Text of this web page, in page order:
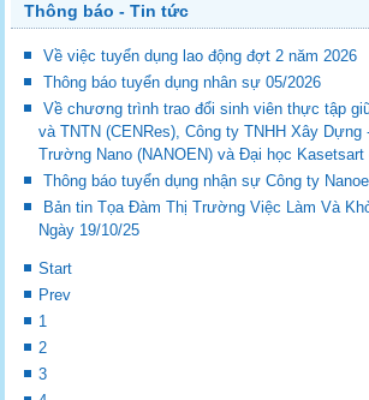
Thông báo - Tin tức
Về việc tuyển dụng lao động đợt 2 năm 2026
Thông báo tuyển dụng nhân sự 05/2026
Về chương trình trao đổi sinh viên thực tập
và TNTN (CENRes), Công ty TNHH Xây Dựng
Trường Nano (NANOEN) và Đại học Kasetsart
Thông báo tuyển dụng nhận sự Công ty
Bản tin Tọa Đàm Thị Trường Việc Làm Và
Ngày 19/10/25
Start
Prev
1
2
3